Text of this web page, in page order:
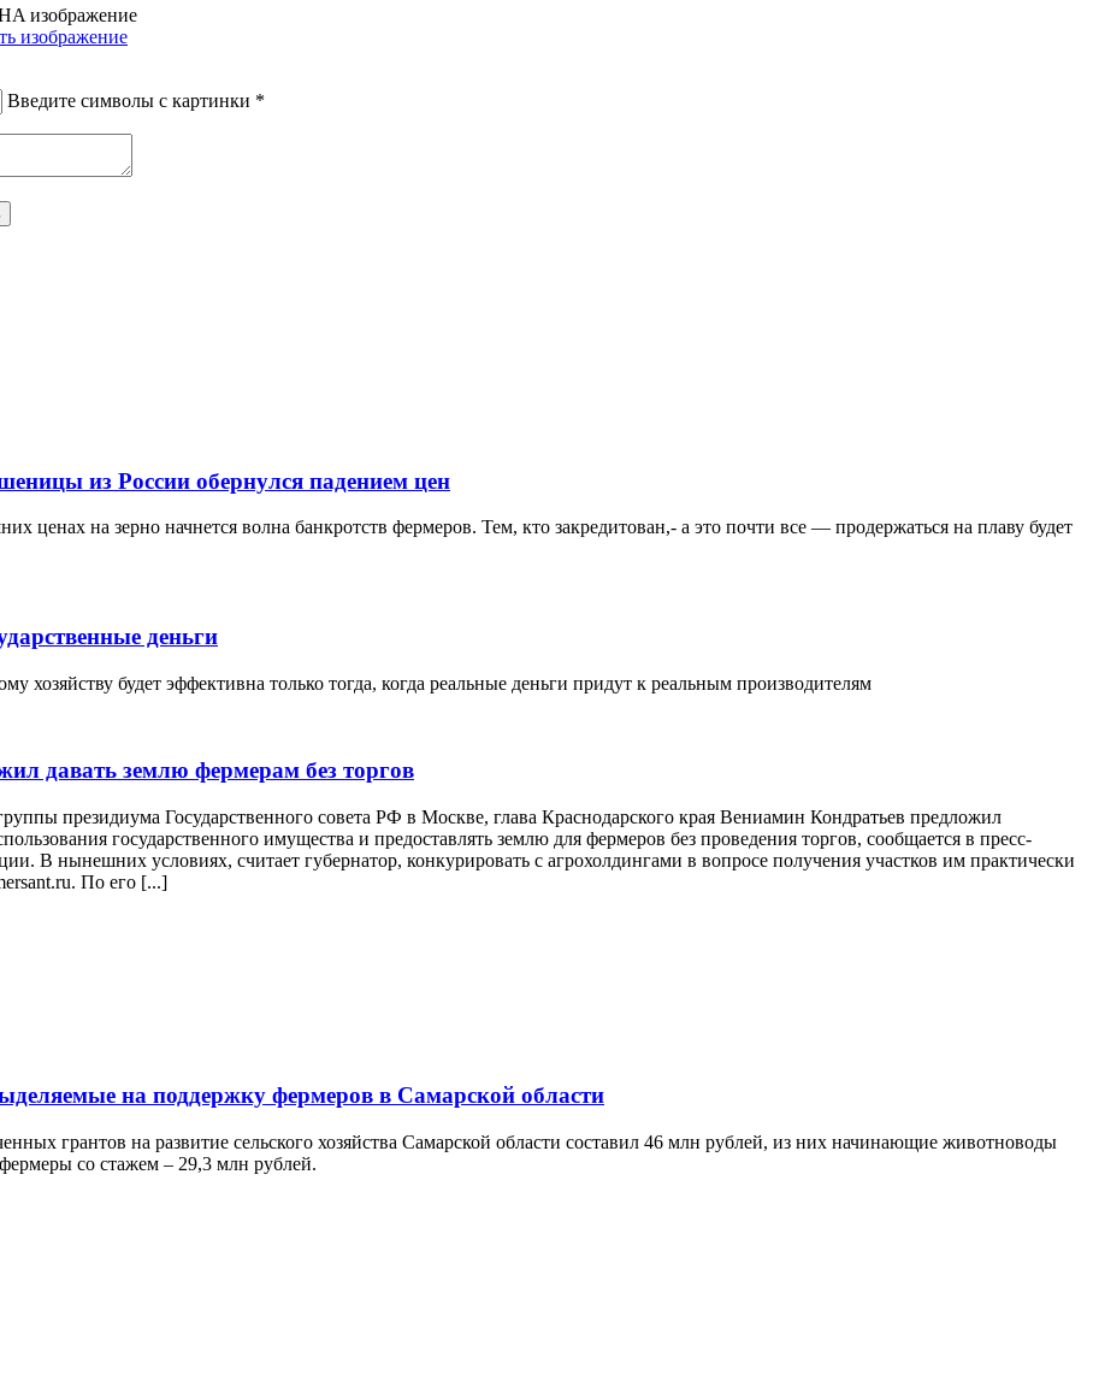
Введите символы с картинки *
из России обернулся падением цен
ценах на зерно начнется волна банкротств фермеров. Тем, кто закредитован,- а это почти все — продержаться на плаву будет
деньги
хозяйству будет эффективна только тогда, когда реальные деньги придут к реальным производителям
давать землю фермерам без торгов
президиума Государственного совета РФ в Москве, глава Краснодарского края Вениамин Кондратьев предложил
государственного имущества и предоставлять землю для фермеров без проведения торгов, сообщается в пресс-
В нынешних условиях, считает губернатор, конкурировать с агрохолдингами в вопросе получения участков им практически
По его [...]
на поддержку фермеров в Самарской области
грантов на развитие сельского хозяйства Самарской области составил 46 млн рублей, из них начинающие животноводы
со стажем – 29,3 млн рублей.